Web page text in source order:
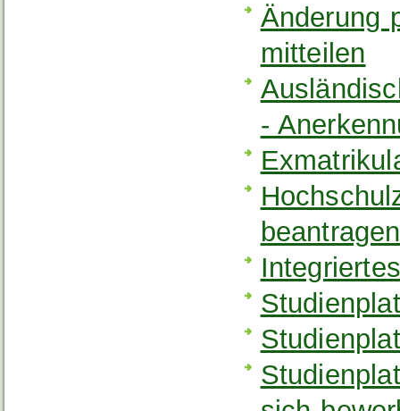
Änderung
mitteilen
-
beantragen